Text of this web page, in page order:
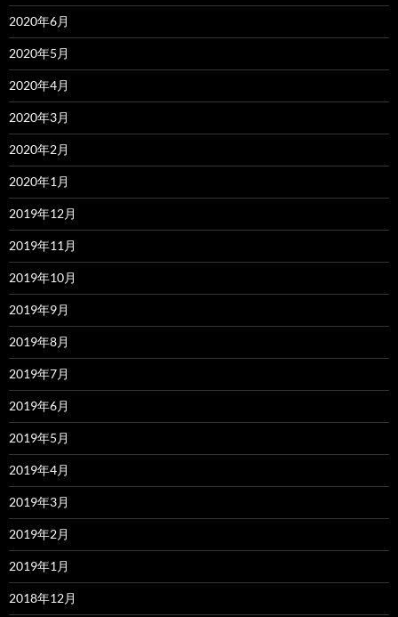
2020年6月
2020年5月
2020年4月
2020年3月
2020年2月
2020年1月
2019年12月
2019年11月
2019年10月
2019年9月
2019年8月
2019年7月
2019年6月
2019年5月
2019年4月
2019年3月
2019年2月
2019年1月
2018年12月